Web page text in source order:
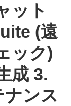
ット
(遠
ック)
成 3.
ンス